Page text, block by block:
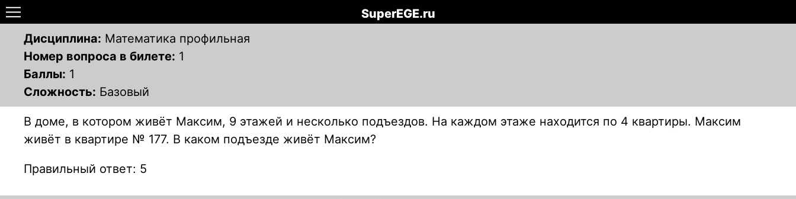
SuperEGE.ru
Дисциплина: Математика профильная
Номер вопроса в билете: 1
Баллы: 1
Сложность: Базовый
В доме, в котором живёт Максим, 9 этажей и несколько подъездов. На каждом этаже находится по 4 квартиры. Максим
живёт в квартире № 177. В каком подъезде живёт Максим?
Правильный ответ: 5